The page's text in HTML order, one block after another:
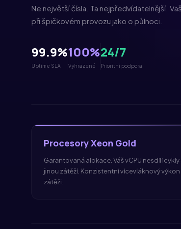
Ne největší čísla. Ta nejpředvídatelnější.
při špičkovém provozu jako o půlnoci.
99.9%
Uptime SLA
100%
Vyhrazené
24/7
Prioritní podpora
ProcesoryXeon Gold
Garantovaná alokace. VášvCPU nesdílí cykly
jinou zátěží. Konzistentní vícevláknový výkon
zátěži.